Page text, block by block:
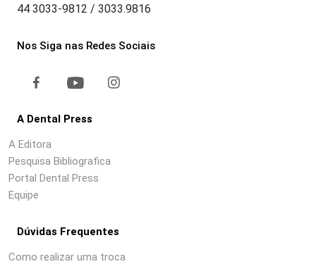
44 3033-9812 / 3033.9816
Nos Siga nas Redes Sociais
A Dental Press
A Editora
Pesquisa Bibliografica
Portal Dental Press
Equipe
Dúvidas Frequentes
Como realizar uma troca